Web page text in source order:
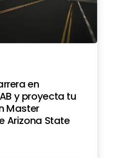
en
y proyecta tu
Master
Arizona State